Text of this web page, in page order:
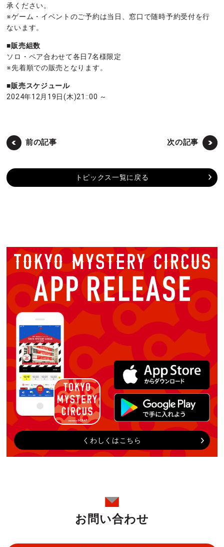
承ください。
※ゲーム・イベントのご予約は当日、窓口で随時予約受付を行
ないます。
■販売組数
ソロ・ペア合わせて各日7名様限定
※先着順での販売となります。
■販売スケジュール
2024年12月19日(木)21::00 ～
前の記事 次の記事
トピックス一覧に戻る
くわしくはこちら
お問い合わせ